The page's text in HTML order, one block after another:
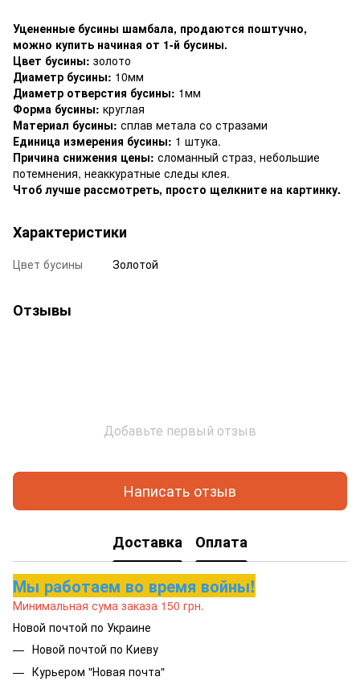
Уцененные бусины шамбала, продаются поштучно,
можно купить начиная от 1-й бусины.
Цвет бусины: золото
Диаметр бусины: 10мм
Диаметр отверстия бусины: 1мм
Форма бусины: круглая
Материал бусины: сплав метала со стразами
Единица измерения бусины: 1 штука.
Причина снижения цены: сломанный страз, небольшие
потемнения, неаккуратные следы клея.
Чтоб лучше рассмотреть, просто щелкните на картинку.
Характеристики
Цвет бусины Золотой
Отзывы
Добавьте первый отзыв
Написать отзыв
Доставка Оплата
Мы работаем во время войны!
Минимальная сума заказа 150 грн.
Новой почтой по Украине
Новой почтой по Киеву
Курьером "Новая почта"